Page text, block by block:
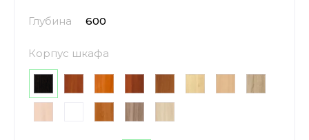
Глубина 600
Корпус шкафа